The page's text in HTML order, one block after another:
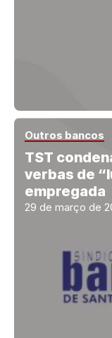
Outros bancos
TST
verbas de
empregada
29 de março de